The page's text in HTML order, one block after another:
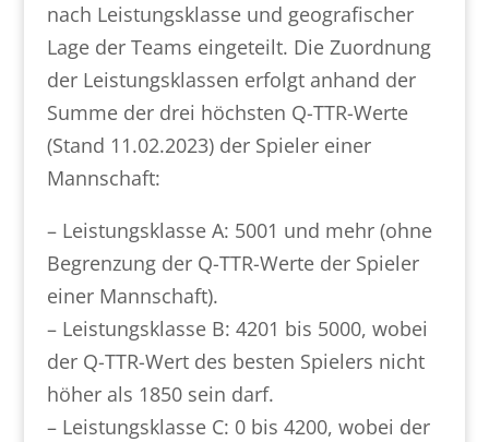
nach Leistungsklasse und geografischer
Lage der Teams eingeteilt. Die Zuordnung
der Leistungsklassen erfolgt anhand der
Summe der drei höchsten Q-TTR-Werte
(Stand 11.02.2023) der Spieler einer
Mannschaft:
– Leistungsklasse A: 5001 und mehr (ohne
Begrenzung der Q-TTR-Werte der Spieler
einer Mannschaft).
– Leistungsklasse B: 4201 bis 5000, wobei
der Q-TTR-Wert des besten Spielers nicht
höher als 1850 sein darf.
– Leistungsklasse C: 0 bis 4200, wobei der